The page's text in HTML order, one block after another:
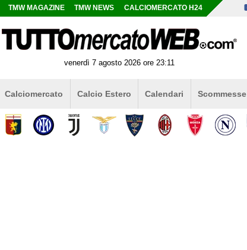
TMW MAGAZINE TMW NEWS CALCIOMERCATO H24
venerdì 7 agosto 2026 ore 23:11
Calciomercato Calcio Estero Calendari Scommesse